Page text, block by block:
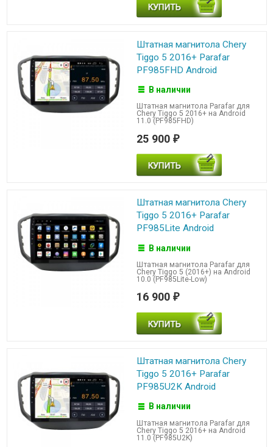
Штатная магнитола Chery
Tiggo 5 2016+ Parafar
PF985FHD Android
В наличии
Штатная магнитола Parafar для
Chery Tiggo 5 2016+ на Android
11.0 (PF985FHD)
25 900 ₽
Штатная магнитола Chery
Tiggo 5 2016+ Parafar
PF985Lite Android
В наличии
Штатная магнитола Parafar для
Chery Tiggo 5 (2016+) на Android
10.0 (PF985Lite-Low)
16 900 ₽
Штатная магнитола Chery
Tiggo 5 2016+ Parafar
PF985U2K Android
В наличии
Штатная магнитола Parafar для
Chery Tiggo 5 2016+ на Android
11.0 (PF985U2K)